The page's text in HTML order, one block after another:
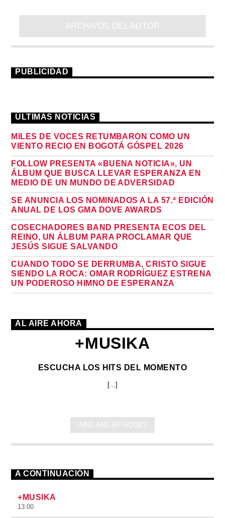
ARCHIVOS DEL AUTOR
PUBLICIDAD
ÚLTIMAS NOTICIAS
MILES DE VOCES RETUMBARON COMO UN
VIENTO RECIO EN BOGOTÁ GÓSPEL 2026
FOLLOW PRESENTA «BUENA NOTICIA», UN
ÁLBUM QUE BUSCA LLEVAR ESPERANZA EN
MEDIO DE UN MUNDO DE ADVERSIDAD
SE ANUNCIA LOS NOMINADOS A LA 57.ª EDICIÓN
ANUAL DE LOS GMA DOVE AWARDS
COSECHADORES BAND PRESENTA ECOS DEL
REINO, UN ÁLBUM PARA PROCLAMAR QUE
JESÚS SIGUE SALVANDO
CUANDO TODO SE DERRUMBA, CRISTO SIGUE
SIENDO LA ROCA: OMAR RODRÍGUEZ ESTRENA
UN PODEROSO HIMNO DE ESPERANZA
AL AIRE AHORA
+MUSIKA
ESCUCHA LOS HITS DEL MOMENTO
[...]
INFO AND EPISODES
A CONTINUACIÓN
+MUSIKA
13:00